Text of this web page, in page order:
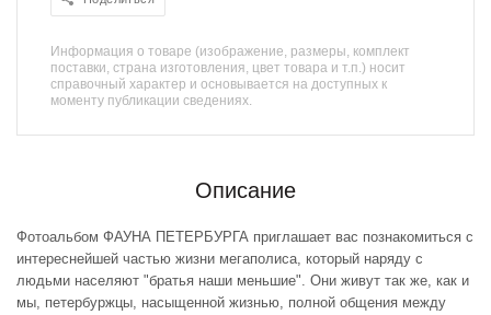
Информация о товаре (изображение, размеры, комплект
поставки, страна изготовления, цвет товара и т.п.) носит
справочный характер и основывается на доступных к
моменту публикации сведениях.
Описание
Фотоальбом ФАУНА ПЕТЕРБУРГА приглашает вас познакомиться с
интереснейшей частью жизни мегаполиса, который наряду с
людьми населяют "братья наши меньшие". Они живут так же, как и
мы, петербуржцы, насыщенной жизнью, полной общения между